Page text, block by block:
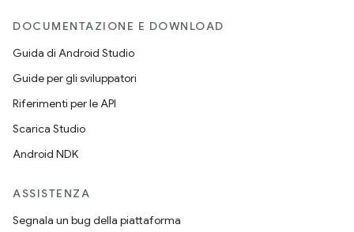
DOCUMENTAZIONE E DOWNLOAD
Guida di Android Studio
Guide per gli sviluppatori
Riferimenti per le API
Scarica Studio
Android NDK
ASSISTENZA
Segnala un bug della piattaforma